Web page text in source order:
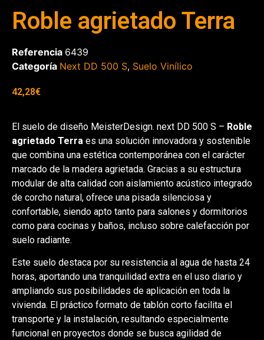
Roble agrietado Terra
Referencia 6439
Categoría Next DD 500 S, Suelo Vinílico
42,28€
El suelo de diseño MeisterDesign. next DD 500 S – Roble
agrietado Terra es una solución innovadora y sostenible
que combina una estética contemporánea con el carácter
marcado de la madera agrietada. Gracias a su estructura
modular de alta calidad con aislamiento acústico integrado
de corcho natural, ofrece una pisada silenciosa y
confortable, siendo apto tanto para salones y dormitorios
como para cocinas y baños, incluso sobre calefacción por
suelo radiante.
Este suelo destaca por su resistencia al agua de hasta 24
horas, aportando una tranquilidad extra en el uso diario y
ampliando sus posibilidades de aplicación en toda la
vivienda. El práctico formato de tablón corto facilita el
transporte y la instalación, resultando especialmente
funcional en proyectos donde se busca agilidad de